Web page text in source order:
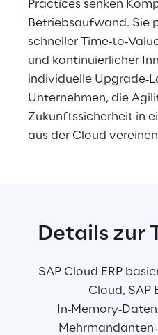
Practices senken
Betriebsaufwand. Sie
schneller
und kontinuierlicher
individuelle
Unternehmen, die
Zukunftssicherheit in
aus der Cloud
Details zur
SAP Cloud ERP
Cloud, SAP